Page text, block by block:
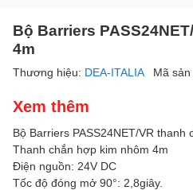
Bộ Barriers
4m
Thương hiệu: DEA-ITALIA Mã
Xem thêm
Bộ Barriers PASS24NET/VR thanh
Thanh chắn hợp kim nhôm 4m
Điện nguồn: 24V DC
Tốc độ đóng mở 90°: 2,8giây.